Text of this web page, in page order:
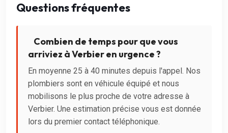
Questions fréquentes
Combien de temps pour que vous
arriviez à Verbier en urgence ?
En moyenne 25 à 40 minutes depuis l'appel. Nos
plombiers sont en véhicule équipé et nous
mobilisons le plus proche de votre adresse à
Verbier. Une estimation précise vous est donnée
lors du premier contact téléphonique.